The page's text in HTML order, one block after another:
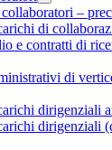
–
di
e contratti di
di
dirigenziali
dirigenziali